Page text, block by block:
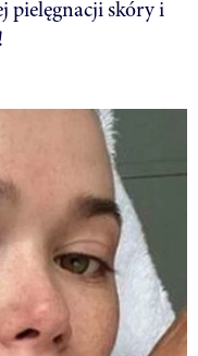
pielęgnacji skóry i